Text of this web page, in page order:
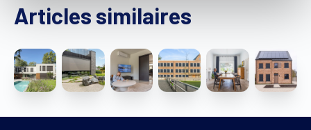
Articles similaires